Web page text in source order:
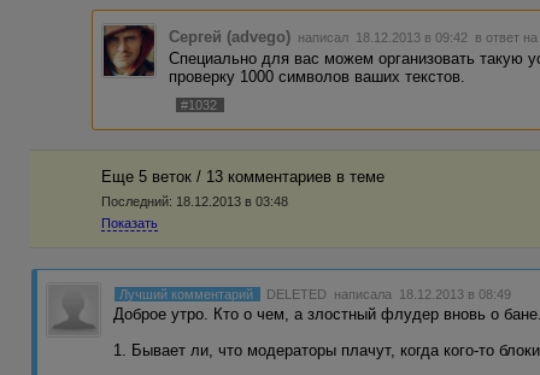
Сергей (advego) написал 18.12.2013 в 09:42 в ответ
Специально для вас можем организовать такую
проверку 1000 символов ваших текстов.
#1032
Еще 5 веток / 13 комментариев в темe
Последний: 18.12.2013 в 03:48
Показать
Лучший комментарий DELETED написала 18.12.2013 в 08:49
Доброе утро. Кто о чем, а злостный флудер вновь о
1. Бывает ли, что модераторы плачут, когда кого-то